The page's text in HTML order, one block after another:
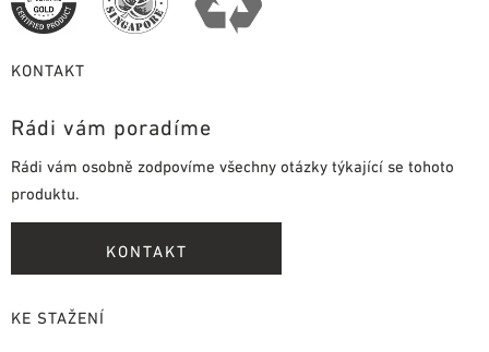
KONTAKT
Rádi vám poradíme
Rádi vám osobně zodpovíme všechny otázky týkající se tohoto
produktu.
KONTAKT
KE STAŽENÍ